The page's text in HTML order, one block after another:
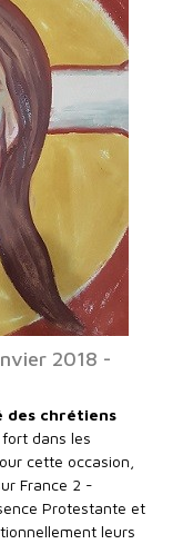
2018 -
des chrétiens
dans les
cette occasion,
France 2 -
Protestante et
leurs